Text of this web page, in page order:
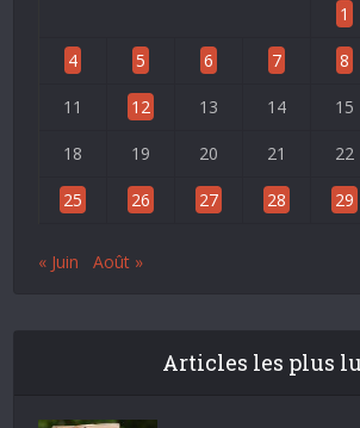
1
4 5 6 7 8
11 12 13 14 15
18 19 20 21 22
25 26 27 28 29
« Juin Août »
Articles les plus